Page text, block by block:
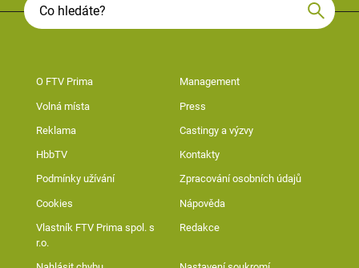
O FTV Prima Management
Volná místa Press
Reklama Castingy a výzvy
HbbTV Kontakty
Podmínky užívání Zpracování osobních údajů
Cookies Nápověda
Vlastník FTV Prima spol. s
r.o.
Redakce